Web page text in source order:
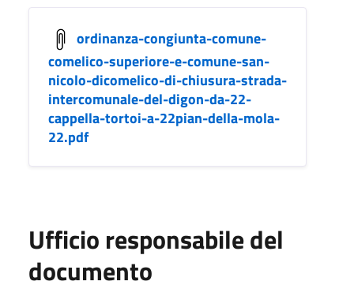
ordinanza-congiunta-comune-
comelico-superiore-e-comune-san-
nicolo-dicomelico-di-chiusura-strada-
intercomunale-del-digon-da-22-
cappella-tortoi-a-22pian-della-mola-
22.pdf
Ufficio responsabile del
documento